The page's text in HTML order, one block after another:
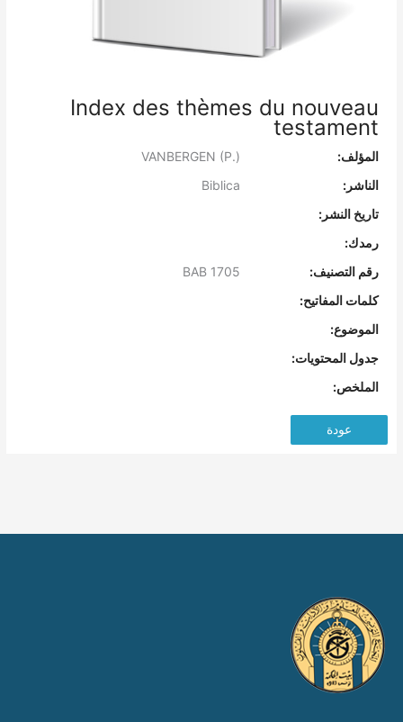
Index des thèmes du nouveau
testament
المؤلف:
الناشر:
تاريخ النشر:
رمدك:
رقم التصنيف:
كلمات المفاتيح:
الموضوع:
جدول المحتويات:
الملخص:
عودة